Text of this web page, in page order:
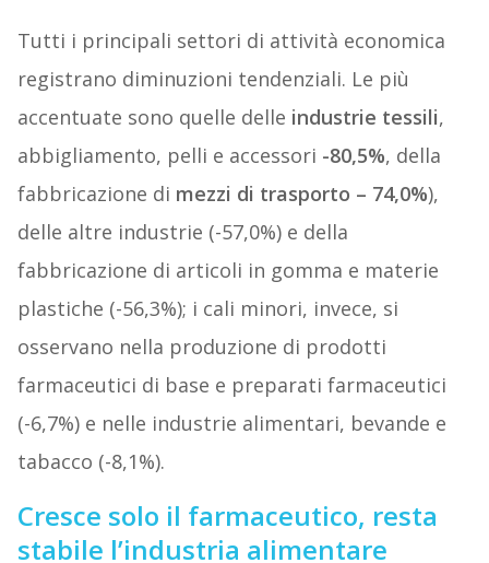
Tutti i principali settori di attività economica
registrano diminuzioni tendenziali. Le più
accentuate sono quelle delle industrie tessili,
abbigliamento, pelli e accessori -80,5%, della
fabbricazione di mezzi di trasporto – 74,0%),
delle altre industrie (-57,0%) e della
fabbricazione di articoli in gomma e materie
plastiche (-56,3%); i cali minori, invece, si
osservano nella produzione di prodotti
farmaceutici di base e preparati farmaceutici
(-6,7%) e nelle industrie alimentari, bevande e
tabacco (-8,1%).
Cresce solo il farmaceutico, resta
stabile l’industria alimentare